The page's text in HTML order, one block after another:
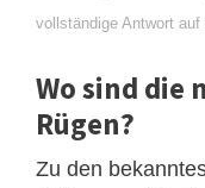
vollständige Antwort auf
Wo sind die
Rügen?
Zu den